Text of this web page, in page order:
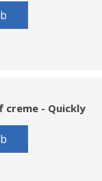
- Quickly